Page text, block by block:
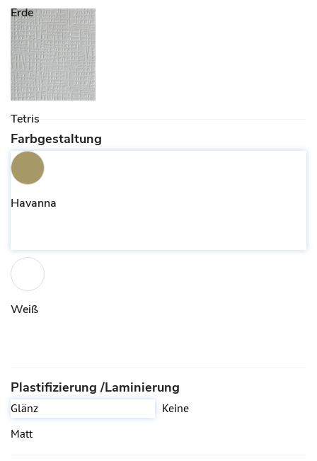
Erde
Tetris
Farbgestaltung
Havanna
Weiß
Plastifizierung /Laminierung
Glänz Keine
Matt